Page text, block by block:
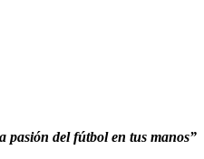
pasión del fútbol en tus manos”